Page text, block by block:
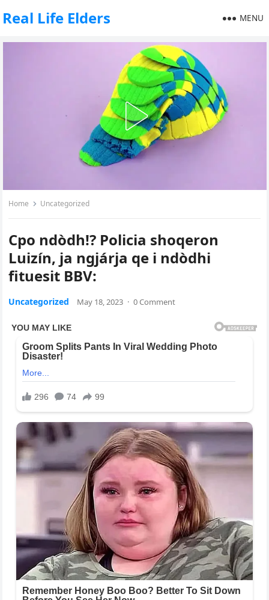
Real Life Elders MENU
Home Uncategorized
Cpo ndòdh!? Policia shoqeron
Luizín, ja ngjárja qe i ndòdhi
fituesit BBV:
Uncategorized May 18, 2023 · 0 Comment